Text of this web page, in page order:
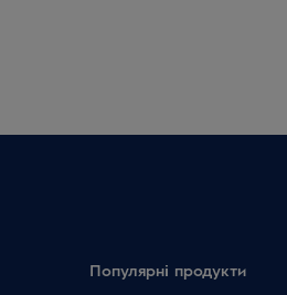
Популярні продукти